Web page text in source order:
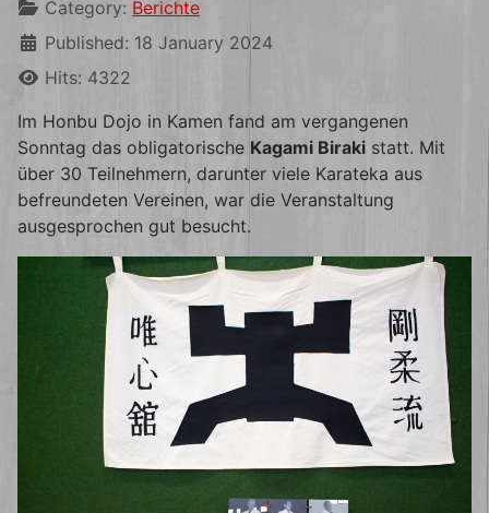
Category: Berichte
Published: 18 January 2024
Hits: 4322
Im Honbu Dojo in Kamen fand am vergangenen
Sonntag das obligatorische Kagami Biraki statt. Mit
über 30 Teilnehmern, darunter viele Karateka aus
befreundeten Vereinen, war die Veranstaltung
ausgesprochen gut besucht.